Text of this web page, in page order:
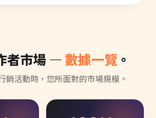
者市場 —數據一覽 。
銷活動時，您所面對的市場規模。